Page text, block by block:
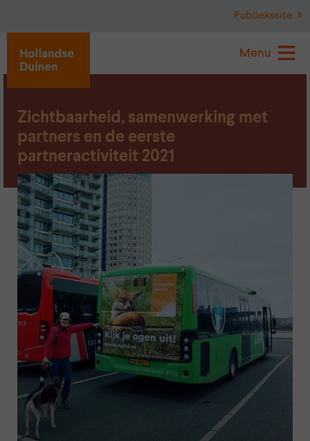
Publiekssite
Menu
Zichtbaarheid, samenwerking met
partners en de eerste
partneractiviteit 2021